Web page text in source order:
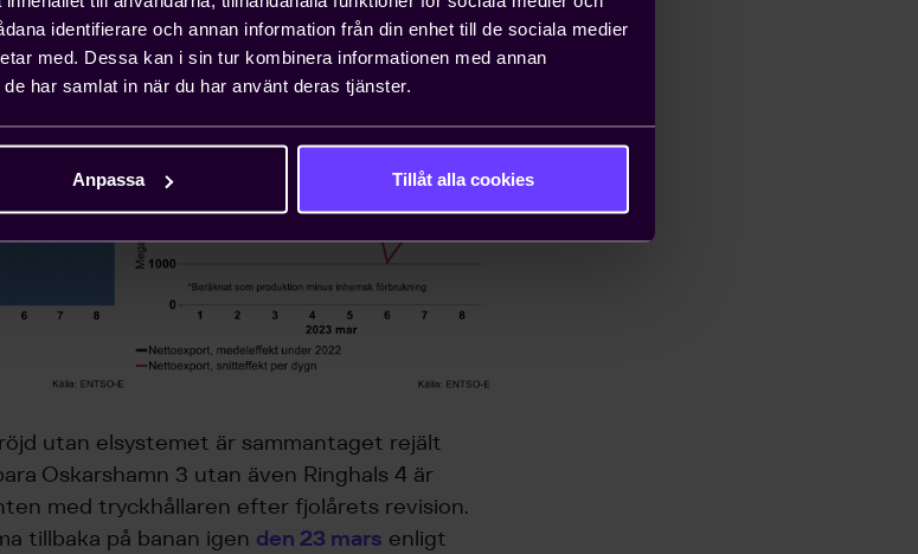
identifierare och annan information från din enhet till de sociala medier
med. Dessa kan i sin tur kombinera informationen med annan
har samlat in när du har använt deras tjänster.
Anpassa Tillåt alla cookies
utan elsystemet är sammantaget rejält
Oskarshamn 3 utan även Ringhals 4 är
med tryckhållaren efter fjolårets revision.
tillbaka på banan igen den 23 mars enligt